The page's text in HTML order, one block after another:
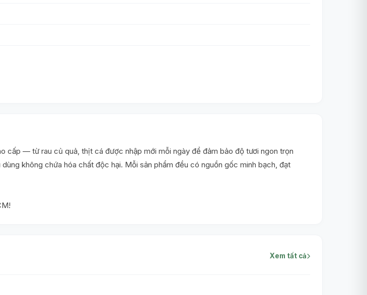
cấp — từ rau củ quả, thịt cá được nhập mới mỗi ngày để đảm bảo độ tươi ngon trọn
không chứa hóa chất độc hại. Mỗi sản phẩm đều có nguồn gốc minh bạch, đạt
Xem tất cả